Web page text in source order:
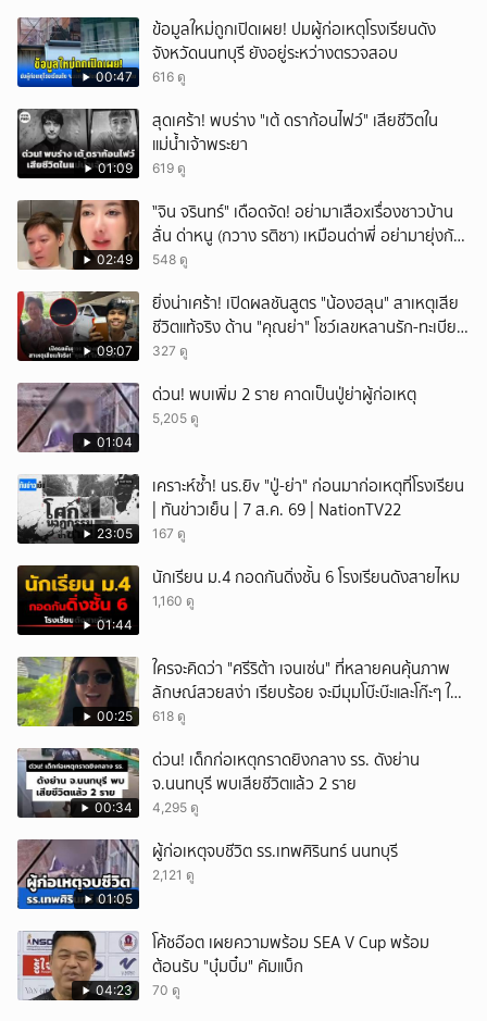
00:47
ข้อมูลใหม่ถูกเปิดเผย! ปมผู้ก่อเหตุโรงเรียนดัง
จังหวัดนนทบุรี ยังอยู่ระหว่างตรวจสอบ
616 ดู
01:09
สุดเศร้า! พบร่าง "เต้ ดราก้อนไฟว์" เสียชีวิตใน
แม่น้ำเจ้าพระยา
619 ดู
02:49
ั่"จิน จรินทร์" เดือดจัด! อย่ามาเสือxเรื่องชาวบ้าน
ลั่น ด่าหนู (กวาง รติชา) เหมือนด่าพี่ อย่ามายุ่งกับ
คนของผม จบ!!!
548 ดู
09:07
ยิ่งน่าเศร้า! เปิดผลชันสูตร "น้องฮลุน" สาเหตุเสีย
ชีวิตแท้จริง ด้าน "คุณย่า" โชว์เลขหลานรัก-ทะเบียน
รถเคลื่อนร่าง!
327 ดู
01:04
ด่วน! พบเพิ่ม 2 ราย คาดเป็นปู่ย่าผู้ก่อเหตุ
5,205 ดู
23:05
เคราะห์ซ้ำ! นร.ยิv "ปู่-ย่า" ก่อนมาก่อเหตุที่โรงเรียน
| ทันข่าวเย็น | 7 ส.ค. 69 | NationTV22
167 ดู
01:44
นักเรียน ม.4 กอดกันดิ่งชั้น 6 โรงเรียนดังสายไหม
1,160 ดู
00:25
ใครจะคิดว่า "ศรีริต้า เจนเซ่น" ที่หลายคนคุ้นภาพ
ลักษณ์สวยสง่า เรียบร้อย จะมีมุมโบ๊ะบ๊ะและโก๊ะๆ ให้
ได้อมยิ้มเหมือนกัน งานนี้ทำเอาแฟนๆ ทั้งเอ็นดูทั้ง
618 ดู
00:34
ด่วน! เด็กก่อเหตุกราดยิงกลาง รร. ดังย่าน
จ.นนทบุรี พบเสียชีวิตแล้ว 2 ราย
4,295 ดู
01:05
ผู้ก่อเหตุจบชีวิต รร.เทพศิรินทร์ นนทบุรี
2,121 ดู
04:23
โค้ชอ๊อต เผยความพร้อม SEA V Cup พร้อม
ต้อนรับ "บุ๋มบิ๋ม" คัมแบ็ก
70 ดู